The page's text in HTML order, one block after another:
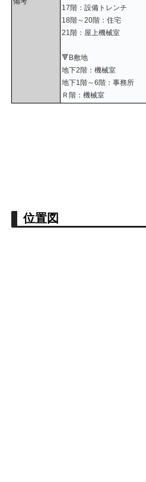
17階：設備トレンチ
18階～20階：住宅
21階：屋上機械室
🔻B敷地
地下2階：機械室
地下1階～6階：事務所
Ｒ階：機械室
位置図